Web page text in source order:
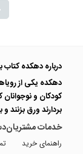
درباره دهکده کتاب
دهکده یکی از
کودکان و نوجوانان
بردارند ورق بزنند
خدمات مشتریان
راهنمای خرید